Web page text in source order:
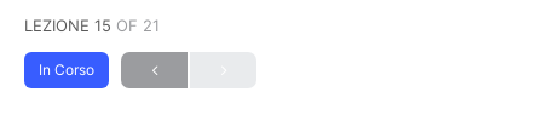
LEZIONE 15 OF 21
In Corso